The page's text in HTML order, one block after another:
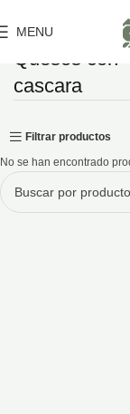
MENU
Quesos con
cascara
Filtrar productos
No se han encontrado